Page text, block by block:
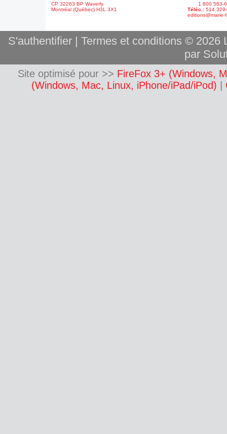
CP 32263 BP Waverly
Montréal (Québec) H3L 3X1
1 800 563-
Téléc.: 514
editions@marie-
S'authentifier| Termes et conditions © 2026
par
Site optimisé pour >> FireFox 3+ (Windows,
(Windows, Mac, Linux, iPhone/iPad/iPod)